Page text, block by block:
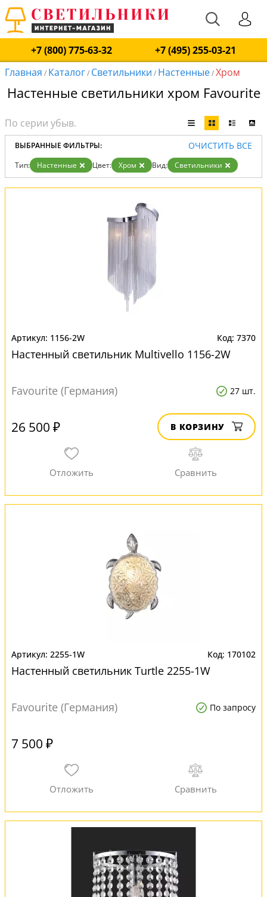
+7 (800) 775-63-32
+7 (495) 255-03-21
Главная / Каталог/ Светильники / Настенные/Хром
Настенные светильники хром Favourite
ВЫБРАННЫЕ ФИЛЬТРЫ: ОЧИСТИТЬ ВСЕ
Тип: Настенные Цвет: Хром Вид: Светильники
1156-2W 7370
Настенный светильник Multivello 1156-2W
Favourite (Германия) 27 шт.
26 500 ₽ В КОРЗИНУ
2255-1W 170102
Настенный светильник Turtle 2255-1W
Favourite (Германия) По запросу
7 500 ₽